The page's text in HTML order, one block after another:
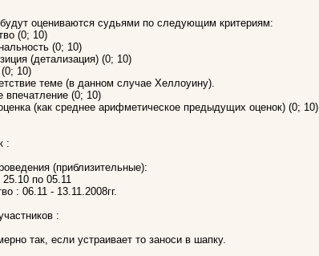
оцениваются судьями по следующим критериям:
(0; 10)
(0; 10)
(детализация) (0; 10)
10)
теме (в данном случае Хеллоуину).
(0; 10)
(как среднее арифметическое предыдущих оценок) (0; 10)
:
(приблизительные):
25.10 по 05.11
: 06.11 - 13.11.2008гг.
:
так, если устраивает то заноси в шапку.